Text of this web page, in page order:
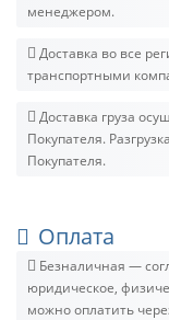
менеджером.
Доставка во все
транспортными
Доставка груза
Покупателя.
Покупателя.
Оплата
Безналичная —
юридическое,
можно оплатить